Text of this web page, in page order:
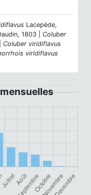
Lacepède,
1803 | Coluber
Coluber viridiflavus
viridiflavus